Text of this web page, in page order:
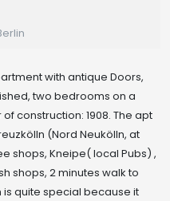
with antique Doors,
two bedrooms on a
construction: 1908. The apt
(Nord Neukölln, at
shops, Kneipe( local Pubs) ,
shops, 2 minutes walk to
is quite special because it